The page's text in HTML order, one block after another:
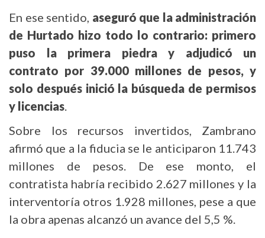
En ese sentido, aseguró que la administración
de Hurtado hizo todo lo contrario: primero
puso la primera piedra y adjudicó un
contrato por 39.000 millones de pesos, y
solo después inició la búsqueda de permisos
y licencias.
Sobre los recursos invertidos, Zambrano
afirmó que a la fiducia se le anticiparon 11.743
millones de pesos. De ese monto, el
contratista habría recibido 2.627 millones y la
interventoría otros 1.928 millones, pese a que
la obra apenas alcanzó un avance del 5,5 %.